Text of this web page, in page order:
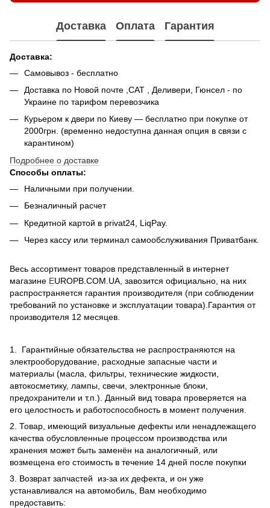
Доставка Оплата Гарантия
Доставка:
Самовывоз - беcплатно
Доставка по Новой почте ,САТ , Деливери, Гюнсел - по
Украине по тарифом перевозчика
Курьером к двери по Киеву — бесплатно при покупке от
2000грн. (временно недоступна данная опция в связи с
карантином)
Подробнее о доставке
Способы оплаты:
Наличными при получении.
Безналичный расчет
Кредитной картой в privat24, LiqPay.
Через кассу или терминал самообслуживания Приватбанк.
Весь ассортимент товаров представленный в интернет
магазине EUROPB.COM.UA, завозится официально, на них
распространяется гарантия производителя (при соблюдении
требований по установке и эксплуатации товара).Гарантия от
производителя 12 месяцев.
1. Гарантийные обязательства не распространяются на
электрооборудование, расходные запасные части и
материалы (масла, фильтры, технические жидкости,
автокосметику, лампы, свечи, электронные блоки,
предохранители и т.п.). Данный вид товара проверяется на
его целостность и работоспособность в момент получения.
2. Товар, имеющий визуальные дефекты или ненадлежащего
качества обусловленные процессом производства или
хранения может быть заменён на аналогичный, или
возмещена его стоимость в течение 14 дней после покупки
3. Возврат запчастей из-за их дефекта, и он уже
устанавливался на автомобиль, Вам необходимо
предоставить: